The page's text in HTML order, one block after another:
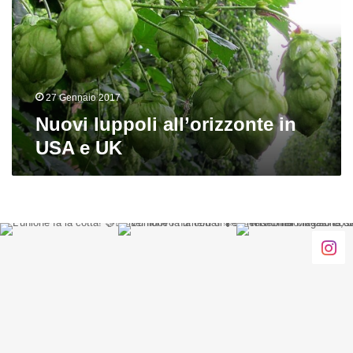
USA
e
UK
27 Gennaio 2017
Nuovi luppoli all’orizzonte in
USA e UK